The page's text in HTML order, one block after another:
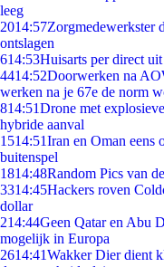
leeg
2014:57Zorgmedewerkster
ontslagen
614:53Huisarts per direct
4414:52Doorwerken na
werken na je 67e de norm
814:51Drone met
hybride aanval
1514:51Iran en Oman eens
buitenspel
1814:48Random Pics van
3314:45Hackers roven
dollar
214:44Geen Qatar en Abu
mogelijk in Europa
2614:41Wakker Dier dient